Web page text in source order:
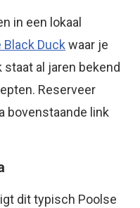
in een lokaal
Black Duckwaar je
staat al jaren bekend
Reserveer
bovenstaande link
dit typisch Poolse